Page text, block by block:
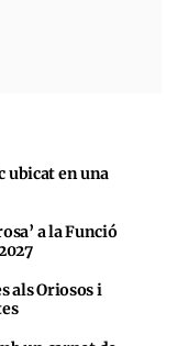
ubicat en una
a la Funció
als Oriosos i